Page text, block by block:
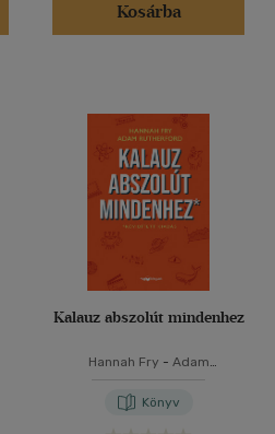
Kosárba
Kalauz abszolút mindenhez
Hannah Fry - Adam
Könyv